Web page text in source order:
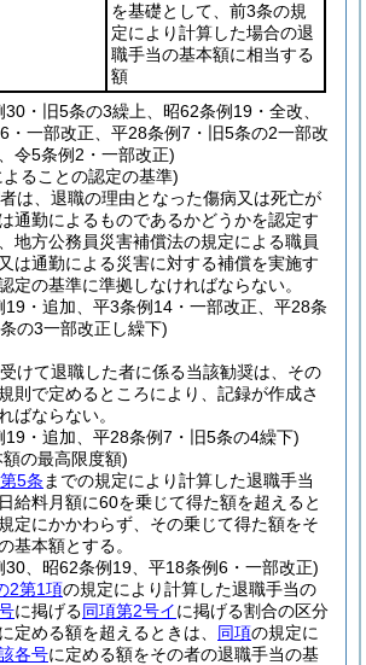
を基礎として、前3条の規
定により計算した場合の退
職手当の基本額に相当する
額
・旧5条の3繰上、昭62条例19・全改、
・一部改正、平28条例7・旧5条の2一部改
令5条例2・一部改正)
ることの認定の基準)
は、退職の理由となった傷病又は死亡が
通勤によるものであるかどうかを認定す
地方公務員災害補償法の規定による職員
は通勤による災害に対する補償を実施す
定の基準に準拠しなければならない。
19・追加、平3条例14・一部改正、平28条
の3一部改正し繰下)
けて退職した者に係る当該勧奨は、その
則で定めるところにより、記録が作成さ
ばならない。
19・追加、平28条例7・旧5条の4繰下)
の最高限度額)
第5条 までの規定により計算した退職手当
給料月額に60を乗じて得た額を超えると
定にかかわらず、その乗じて得た額をそ
基本額とする。
30、昭62条例19、平18条例6・一部改正)
2第1項の規定により計算した退職手当の
に掲げる同項第2号イに掲げる割合の区分
に定める額を超えるときは、 同項の規定に
各号に定める額をその者の退職手当の基